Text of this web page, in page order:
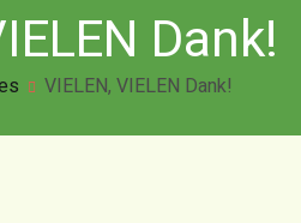
Dank!
VIELEN, VIELEN Dank!